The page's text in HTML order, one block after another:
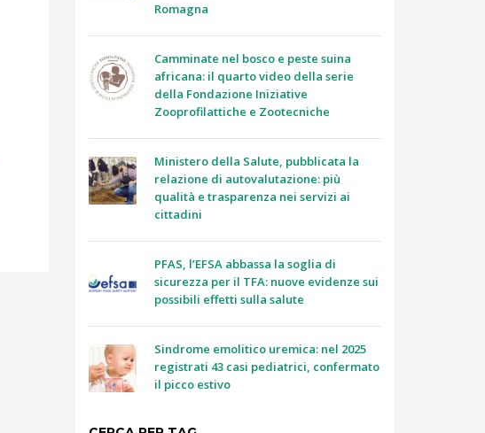
Romagna
Camminate nel bosco e peste suina
africana: il quarto video della serie
della Fondazione Iniziative
Zooprofilattiche e Zootecniche
Ministero della Salute, pubblicata la
relazione di autovalutazione: più
qualità e trasparenza nei servizi ai
cittadini
PFAS, l’EFSA abbassa la soglia di
sicurezza per il TFA: nuove evidenze sui
possibili effetti sulla salute
Sindrome emolitico uremica: nel 2025
registrati 43 casi pediatrici, confermato
il picco estivo